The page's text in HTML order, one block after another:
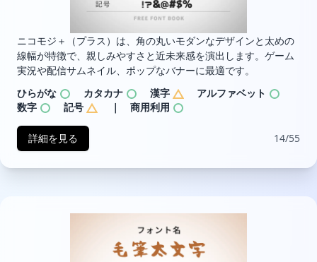
ニコモジ＋（プラス）は、角の丸いモダンなデザインと太めの
線幅が特徴で、親しみやすさと近未来感を演出します。ゲーム
実況や配信サムネイル、ポップなバナーに最適です。
ひらがな
カタカナ 漢字
アルファベット
数字
記号 ｜ 商用利用
詳細を見る 14/55